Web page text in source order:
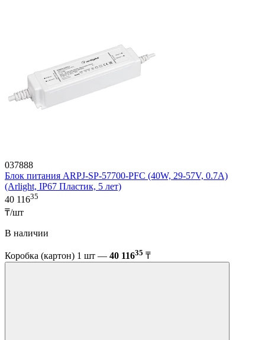
037888
Блок питания ARPJ-SP-57700-PFC (40W, 29-57V, 0.7A)
(Arlight, IP67 Пластик, 5 лет)
40 11635
₸/шт
В наличии
Коробка (картон) 1 шт — 40 11635 ₸